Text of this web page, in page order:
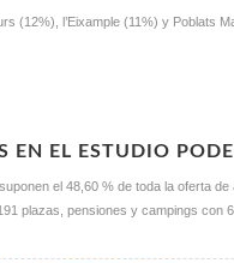
(12%), l’Eixample (11%) y
EN EL ESTUDIO
el 48,60 % de toda la oferta
plazas, pensiones y campings con